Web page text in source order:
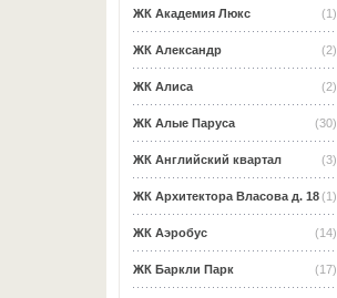
(1)
ЖК Академия Люкс
(2)
ЖК Александр
(2)
ЖК Алиса
(30)
ЖК Алые Паруса
(3)
ЖК Английский квартал
(1)
ЖК Архитектора Власова д. 18
(14)
ЖК Аэробус
(17)
ЖК Баркли Парк